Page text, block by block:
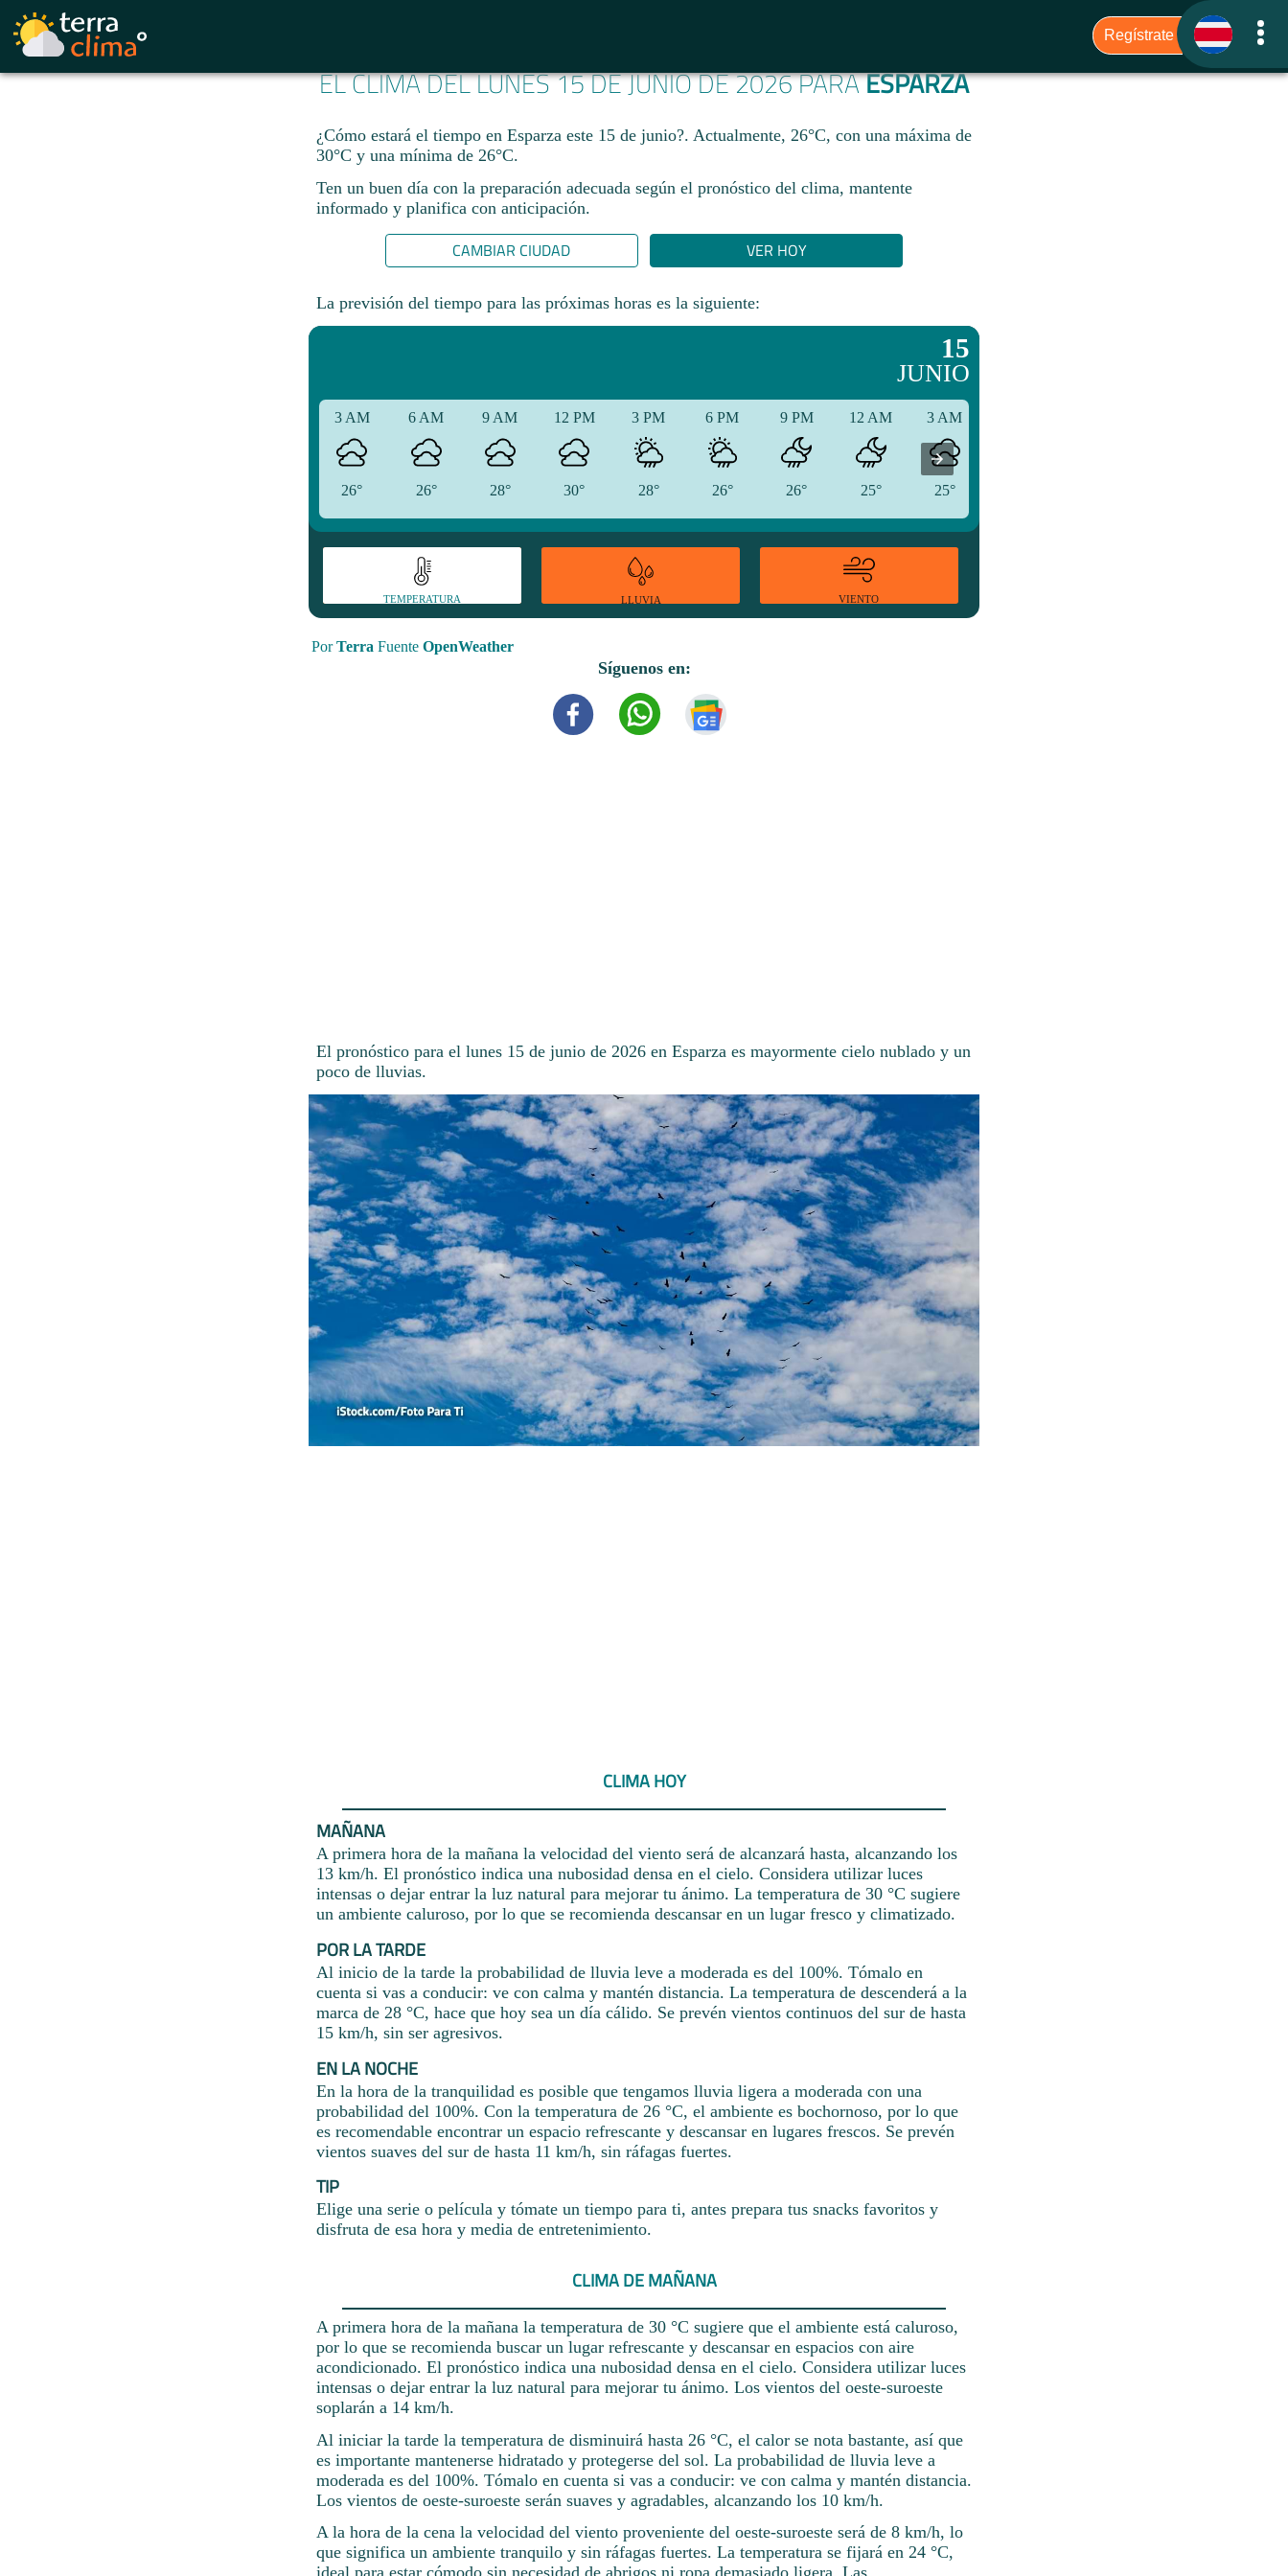
EL CLIMA DEL LUNES 15 DE JUNIO DE 2026 PARAESPARZA
¿Cómo estará el tiempo en Esparza este 15 de junio?. Actualmente, 26°C, con una máxima de
30°C y una mínima de 26°C.
Ten un buen día con la preparación adecuada según el pronóstico del clima, mantente
informado y planifica con anticipación.​
CAMBIAR CIUDAD VER HOY
La previsión del tiempo para las próximas horas es la siguiente:
15
JUNIO
3 AM
26°
6 AM
26°
9 AM
28°
12 PM
30°
3 PM
28°
6 PM
26°
9 PM
26°
12 AM
25°
3 AM
25°
TEMPERATURA LLUVIA VIENTO
PorTerra Fuente OpenWeather
Síguenos en:
El pronóstico para el lunes 15 de junio de 2026 en Esparza es mayormente cielo nublado y un
poco de lluvias.
CLIMA HOY
MAÑANA
A primera hora de la mañana la velocidad del viento será de alcanzará hasta, alcanzando los
13 km/h. El pronóstico indica una nubosidad densa en el cielo. Considera utilizar luces
intensas o dejar entrar la luz natural para mejorar tu ánimo. La temperatura de 30 °C sugiere
un ambiente caluroso, por lo que se recomienda descansar en un lugar fresco y climatizado.
POR LA TARDE
Al inicio de la tarde la probabilidad de lluvia leve a moderada es del 100%. Tómalo en
cuenta si vas a conducir: ve con calma y mantén distancia. La temperatura de descenderá a la
marca de 28 °C, hace que hoy sea un día cálido. Se prevén vientos continuos del sur de hasta
15 km/h, sin ser agresivos.
EN LA NOCHE
En la hora de la tranquilidad es posible que tengamos lluvia ligera a moderada con una
probabilidad del 100%. Con la temperatura de 26 °C, el ambiente es bochornoso, por lo que
es recomendable encontrar un espacio refrescante y descansar en lugares frescos. Se prevén
vientos suaves del sur de hasta 11 km/h, sin ráfagas fuertes.
TIP
Elige una serie o película y tómate un tiempo para ti, antes prepara tus snacks favoritos y
disfruta de esa hora y media de entretenimiento.
CLIMA DE MAÑANA
A primera hora de la mañana la temperatura de 30 °C sugiere que el ambiente está caluroso,
por lo que se recomienda buscar un lugar refrescante y descansar en espacios con aire
acondicionado. El pronóstico indica una nubosidad densa en el cielo. Considera utilizar luces
intensas o dejar entrar la luz natural para mejorar tu ánimo. Los vientos del oeste-suroeste
soplarán a 14 km/h.
Al iniciar la tarde la temperatura de disminuirá hasta 26 °C, el calor se nota bastante, así que
es importante mantenerse hidratado y protegerse del sol. La probabilidad de lluvia leve a
moderada es del 100%. Tómalo en cuenta si vas a conducir: ve con calma y mantén distancia.
Los vientos de oeste-suroeste serán suaves y agradables, alcanzando los 10 km/h.
A la hora de la cena la velocidad del viento proveniente del oeste-suroeste será de 8 km/h, lo
que significa un ambiente tranquilo y sin ráfagas fuertes. La temperatura se fijará en 24 °C,